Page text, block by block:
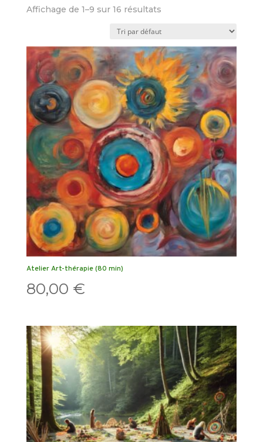
Affichage de 1–9 sur 16 résultats
Atelier Art-thérapie (80 min)
80,00 €